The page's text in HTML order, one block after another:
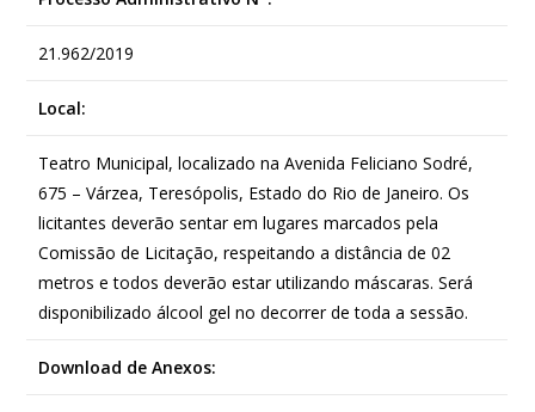
21.962/2019
Local:
Teatro Municipal, localizado na Avenida Feliciano Sodré,
675 – Várzea, Teresópolis, Estado do Rio de Janeiro. Os
licitantes deverão sentar em lugares marcados pela
Comissão de Licitação, respeitando a distância de 02
metros e todos deverão estar utilizando máscaras. Será
disponibilizado álcool gel no decorrer de toda a sessão.
Download de Anexos: